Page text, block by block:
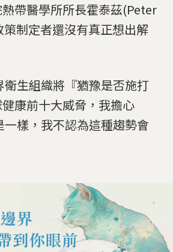
帶醫學所所長霍泰茲(Peter
制定者還沒有真正想出解
衛生組織將『猶豫是否施打
康前十大威脅，我擔心
一樣，我不認為這種趨勢會